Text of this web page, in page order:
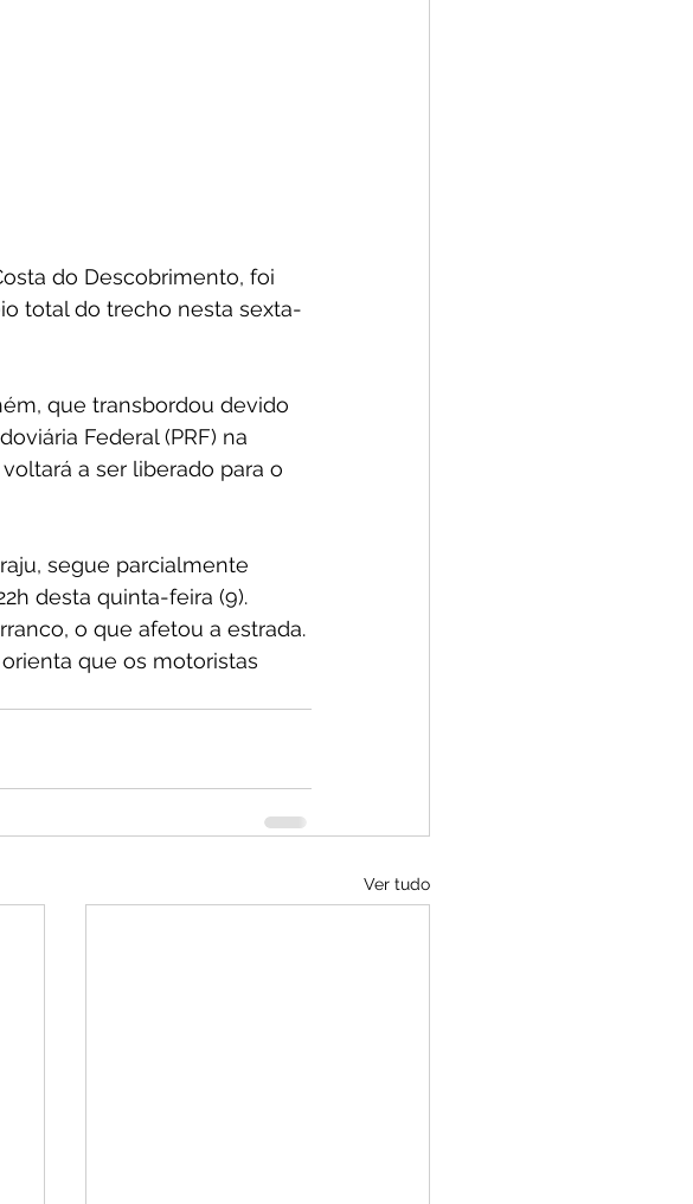
do Descobrimento, foi
total do trecho nesta sexta-
que transbordou devido
Federal (PRF) na
a ser liberado para o
segue parcialmente
desta quinta-feira (9).
o que afetou a estrada.
que os motoristas
Ver tudo